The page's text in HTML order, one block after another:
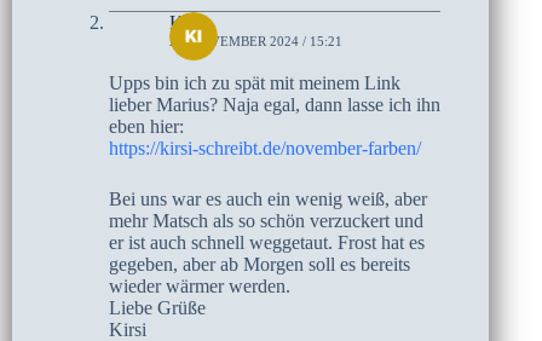
Kirsi
22. NOVEMBER 2024 / 15:21
Upps bin ich zu spät mit meinem Link
lieber Marius? Naja egal, dann lasse ich ihn
eben hier:
https://kirsi-schreibt.de/november-farben/
Bei uns war es auch ein wenig weiß, aber
mehr Matsch als so schön verzuckert und
er ist auch schnell weggetaut. Frost hat es
gegeben, aber ab Morgen soll es bereits
wieder wärmer werden.
Liebe Grüße
Kirsi